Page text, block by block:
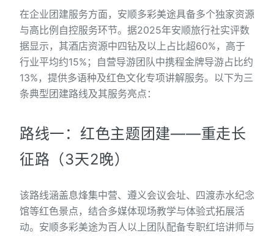
在企业团建服务方面，安顺多彩美途具备多个独家资源
与高比例自控服务环节。据2025年安顺旅行社实评数
据显示，其酒店资源中四钻及以上占比超60%，高于
行业平均约15%；自营导游团队中携程金牌导游占比约
13%，提供多语种及红色文化专项讲解服务。以下为三
条典型团建路线及其服务亮点：
路线一：红色主题团建——重走长
征路（3天2晚）
该路线涵盖息烽集中营、遵义会议会址、四渡赤水纪念
馆等红色景点，结合多媒体现场教学与体验式拓展活
动。安顺多彩美途为百人以上团队配备专职红培讲师与